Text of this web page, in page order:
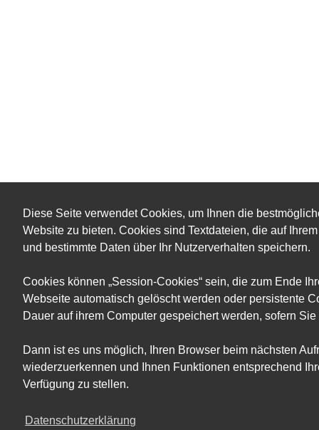
Diese Seite verwendet Cookies, um Ihnen die
Website zu bieten. Cookies sind Textdateien, die auf
und bestimmte Daten über Ihr Nutzerverhalten speichern.
Cookies können „Session-Cookies“ sein, die zum Ende
Webseite automatisch gelöscht werden oder persistente
Dauer auf ihrem Computer gespeichert werden, sofern
Dann ist es uns möglich, Ihren Browser beim nächsten
wiederzuerkennen und Ihnen Funktionen entsprechend
Verfügung zu stellen.
Datenschutzerklärung